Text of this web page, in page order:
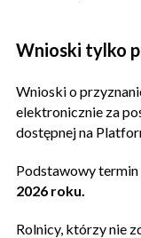
Wnioski tylko
Wnioski o
elektronicznie za
dostępnej na
Podstawowy termin
2026 roku.
Rolnicy, którzy nie